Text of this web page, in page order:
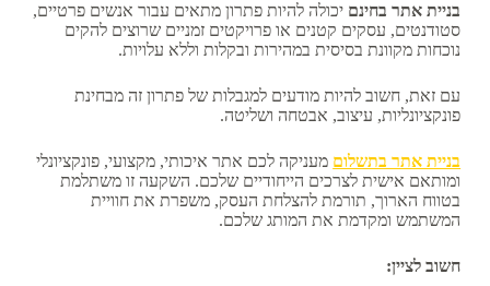
בניית אתר בחינם יכולה להיות פתרון מתאים עבור אנשים פרטיים,
סטודנטים, עסקים קטנים או פרויקטים זמניים שרוצים להקים
נוכחות מקוונת בסיסית במהירות ובקלות וללא עלויות.
עם זאת, חשוב להיות מודעים למגבלות של פתרון זה מבחינת
פונקציונליות, עיצוב, אבטחה ושליטה.
בניית אתר בתשלום מעניקה לכם אתר איכותי, מקצועי, פונקציונלי
ומותאם אישית לצרכים הייחודיים שלכם. השקעה זו משתלמת
בטווח הארוך, תורמת להצלחת העסק, משפרת את חוויית
המשתמש ומקדמת את המותג שלכם.
חשוב לציין: